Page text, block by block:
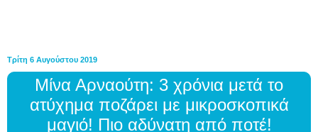
Τρίτη 6 Αυγούστου 2019
Μίνα Αρναούτη: 3 χρόνια μετά το
ατύχημα ποζάρει με μικροσκοπικά
μαγιό! Πιο αδύνατη από ποτέ!